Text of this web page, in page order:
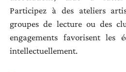
Participez à des ateliers
groupes de lecture ou des
engagements favorisent les
intellectuellement.